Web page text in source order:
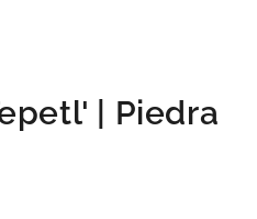
| Piedra